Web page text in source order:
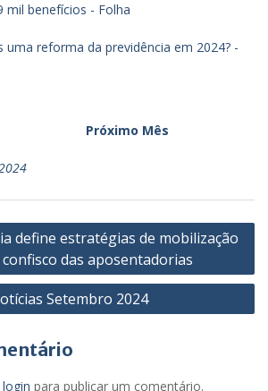
mil benefícios - Folha
reforma da previdência em 2024? -
Próximo Mês
define estratégias de mobilização
das aposentadorias
Setembro 2024
login para publicar um comentário.